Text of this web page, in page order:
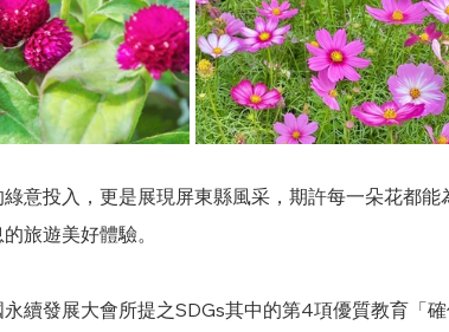
意投入，更是展現屏東縣風采，期許每一朵花都能
旅遊美好體驗。
續發展大會所提之SDGs其中的第4項優質教育「